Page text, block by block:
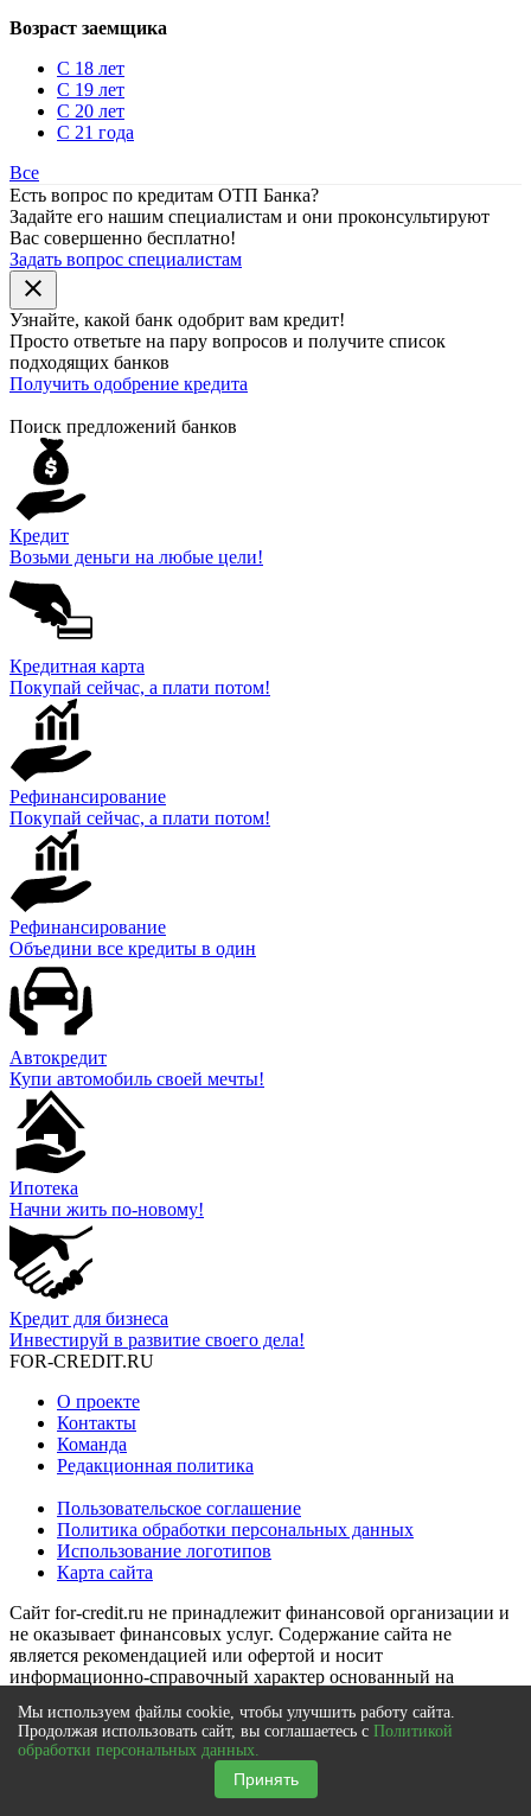
Возраст заемщика
С 18 лет
С 19 лет
С 20 лет
С 21 года
Все
Есть вопрос по кредитам ОТП Банка?
Задайте его нашим специалистам и они проконсультируют
Вас совершенно бесплатно!
Задать вопрос специалистам
close
Узнайте, какой банк одобрит вам кредит!
Просто ответьте на пару вопросов и получите список
подходящих банков
Получить одобрение кредита
Поиск предложений банков
Кредит
Возьми деньги на любые цели!
Кредитная карта
Покупай сейчас, а плати потом!
Рефинансирование
Покупай сейчас, а плати потом!
Рефинансирование
Объедини все кредиты в один
Автокредит
Купи автомобиль своей мечты!
Ипотека
Начни жить по-новому!
Кредит для бизнеса
Инвестируй в развитие своего дела!
FOR-CREDIT.RU
О проекте
Контакты
Команда
Редакционная политика
Пользовательское соглашение
Политика обработки персональных данных
Использование логотипов
Карта сайта
Сайт for-credit.ru не принадлежит финансовой организации и
не оказывает финансовых услуг. Содержание сайта не
является рекомендацией или офертой и носит
информационно-справочный характер основанный на
Сайт for-credit.ru использует файлы cookie для повышения
удобства пользователей и обеспечения должного уровня
работоспособности сайта и сервисов. Cookie называются
небольшие файлы, содержащие информацию о настройках и
Мы используем файлы cookie, чтобы улучшить работу сайта.
Продолжая использовать сайт, вы соглашаетесь с Политикой
обработки персональных данных.
Принять